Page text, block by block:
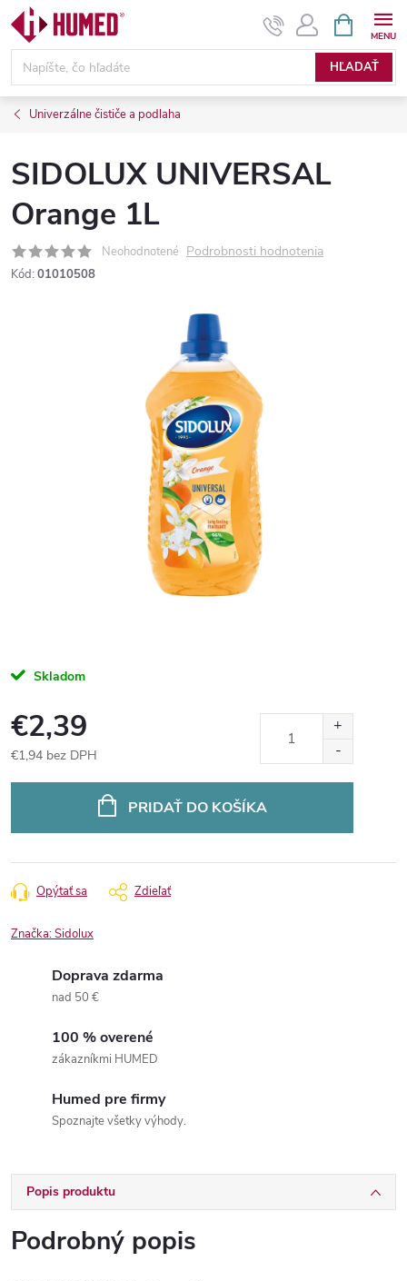
Prejsť
obsah
HĽADAŤ
KOŠÍK
Univerzálne čističe a podlaha
SIDOLUX UNIVERSAL
Orange 1L
Neohodnotené Podrobnosti hodnotenia
Kód: 01010508
Skladom
€2,39
€1,94 bez DPH
PRIDAŤ DO KOŠÍKA
Opýtať sa Zdieľať
Značka:Sidolux
Doprava zdarma
nad 50 €
100 % overené
zákazníkmi HUMED
Humed pre firmy
Spoznajte všetky výhody.
Popis produktu
Podrobný popis